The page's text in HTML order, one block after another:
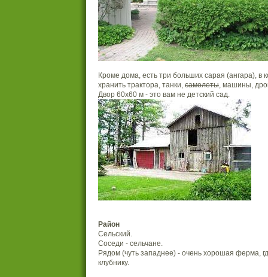
Кроме дома, есть три больших сарая (ангара), в
хранить трактора, танки, самолеты , машины,
Двор 60х60 м - это вам не детский сад.
Район
Сельский.
Соседи - сельчане.
Рядом (чуть западнее) - очень хорошая ферма,
клубнику.